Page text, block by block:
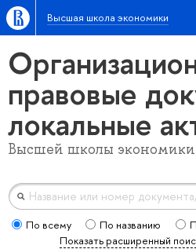
Высшая школа экономики
правовые
локальные
Высшей школы экономики
По всему По названию
Показать расширенный